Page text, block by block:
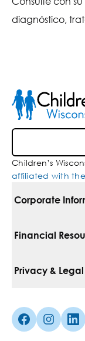
diagnóstico,
Children’s
affiliated with
Corporate
For Vendors
Media Inquiries
Financial
Pay Your Bill
Insurances We
Privacy & Legal
Non-
Facebook